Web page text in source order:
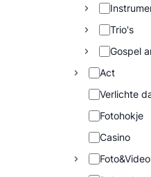
Trio's
Gospel
Act
Verlichte
Fotohokje
Casino
Foto&Video